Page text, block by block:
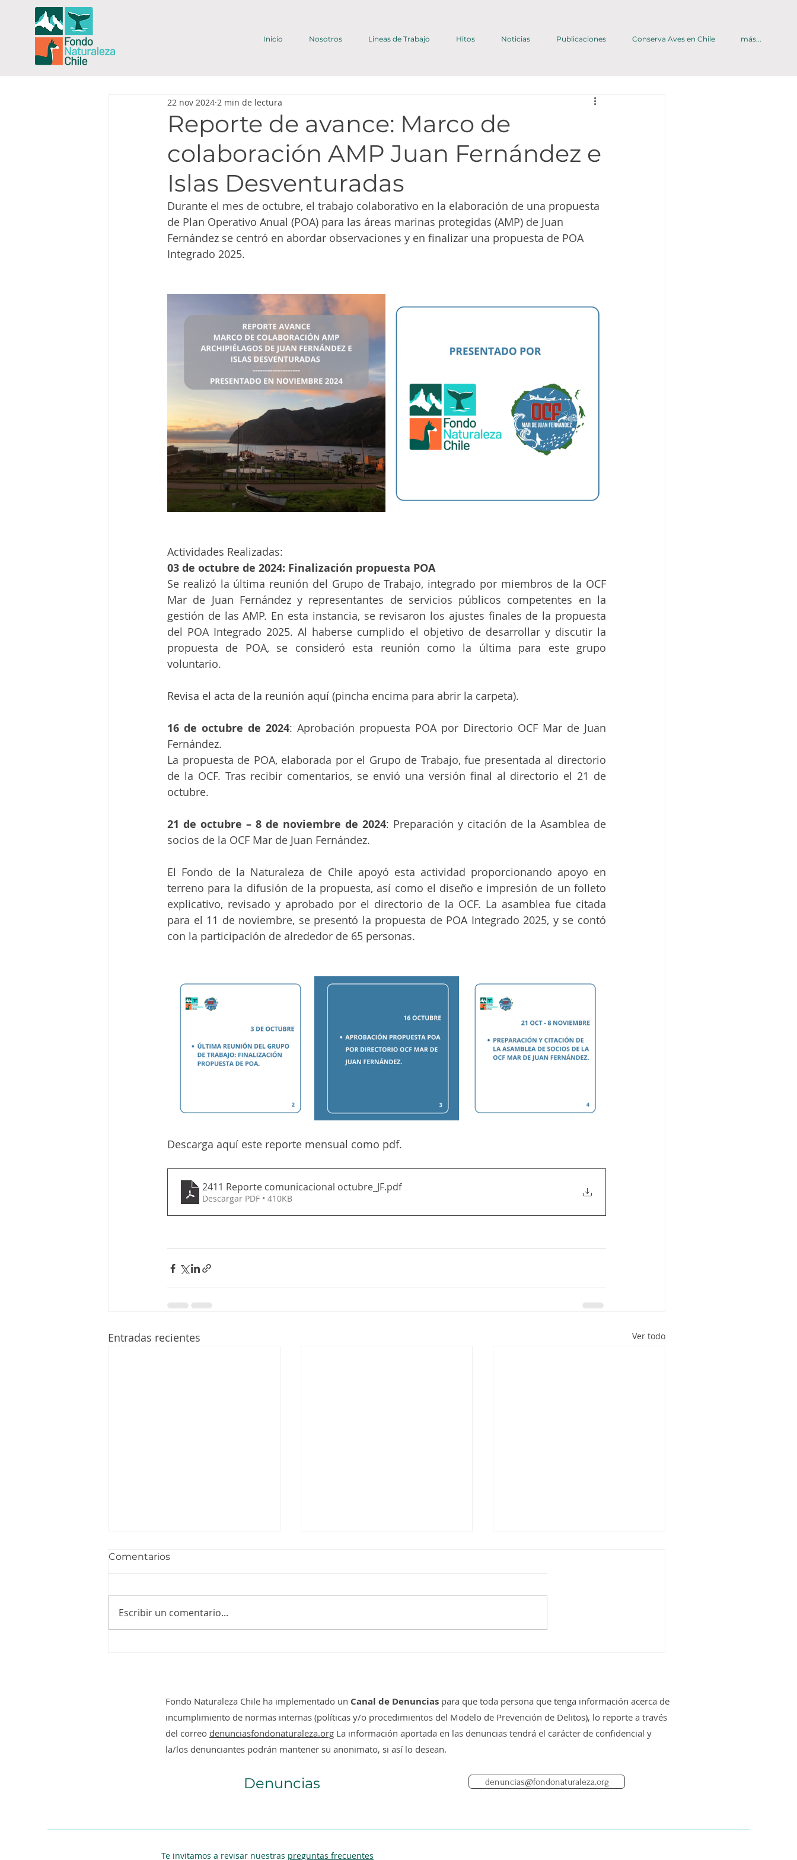
Inicio Nosotros Lineas de Trabajo Hitos Noticias Publicaciones Conserva Aves en Chile más...
Reporte de avance: Marco de
colaboración AMP Juan Fernández e
Islas Desventuradas
22 nov 2024 2 min de lectura
Durante el mes de octubre, el trabajo colaborativo en la elaboración de una propuesta
de Plan Operativo Anual (POA) para las áreas marinas protegidas (AMP) de Juan
Fernández se centró en abordar observaciones y en finalizar una propuesta de POA
Integrado 2025.
Actividades Realizadas:
03 de octubre de 2024: Finalización propuesta POA
Se realizó la última reunión del Grupo de Trabajo, integrado por miembros de la OCF
Mar de Juan Fernández y representantes de servicios públicos competentes en la
gestión de las AMP. En esta instancia, se revisaron los ajustes finales de la propuesta
del POA Integrado 2025. Al haberse cumplido el objetivo de desarrollar y discutir la
propuesta de POA, se consideró esta reunión como la última para este grupo
voluntario.
Revisa el acta de la reunión aquí (pincha encima para abrir la carpeta).
16 de octubre de 2024: Aprobación propuesta POA por Directorio OCF Mar de Juan
Fernández.
La propuesta de POA, elaborada por el Grupo de Trabajo, fue presentada al directorio
de la OCF. Tras recibir comentarios, se envió una versión final al directorio el 21 de
octubre.
21 de octubre – 8 de noviembre de 2024: Preparación y citación de la Asamblea de
socios de la OCF Mar de Juan Fernández.
El Fondo de la Naturaleza de Chile apoyó esta actividad proporcionando apoyo en
terreno para la difusión de la propuesta, así como el diseño e impresión de un folleto
explicativo, revisado y aprobado por el directorio de la OCF. La asamblea fue citada
para el 11 de noviembre, se presentó la propuesta de POA Integrado 2025, y se contó
con la participación de alrededor de 65 personas.
Descarga aquí este reporte mensual como pdf.
2411 Reporte comunicacional octubre_JF.pdf
Descargar PDF • 410KB
Entradas recientes Ver todo
Comentarios
Escribir un comentario...
Fondo Naturaleza Chile ha implementado un Canal de Denuncias para que toda persona que tenga información acerca de
incumplimiento de normas internas (políticas y/o procedimientos del Modelo de Prevención de Delitos), lo reporte a través
del correo denunciasfondonaturaleza.org La información aportada en las denuncias tendrá el carácter de confidencial y
la/los denunciantes podrán mantener su anonimato, si así lo desean.
Denuncias denuncias@fondonaturaleza.org
Te invitamos a revisar nuestras preguntas frecuentes